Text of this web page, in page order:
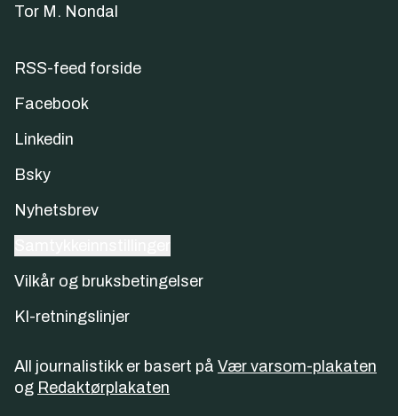
Tor M. Nondal
RSS-feed forside
Facebook
Linkedin
Bsky
Nyhetsbrev
Vilkår og bruksbetingelser
KI-retningslinjer
All journalistikk er basert på Vær varsom-plakaten
og Redaktørplakaten